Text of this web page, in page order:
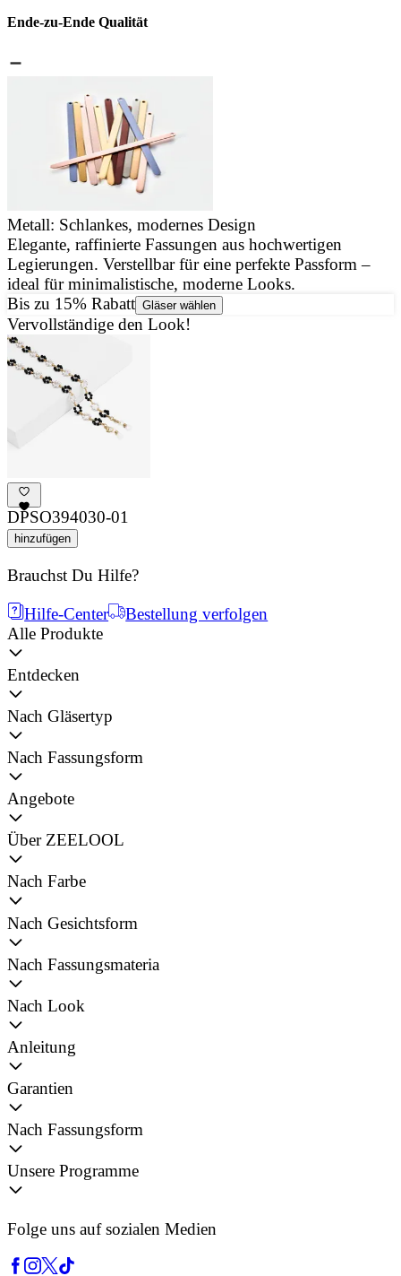
Ende-zu-Ende Qualität
Metall: Schlankes, modernes Design
Elegante, raffinierte Fassungen aus hochwertigen
Legierungen. Verstellbar für eine perfekte Passform –
ideal für minimalistische, moderne Looks.
Bis zu 15% Rabatt Gläser wählen
Vervollständige den Look!
DPSO394030-01
hinzufügen
Brauchst Du Hilfe?
Hilfe-Center
Bestellung verfolgen
Alle Produkte
Entdecken
Nach Gläsertyp
Nach Fassungsform
Angebote
Über ZEELOOL
Nach Farbe
Nach Gesichtsform
Nach Fassungsmateria
Nach Look
Anleitung
Garantien
Nach Fassungsform
Unsere Programme
Folge uns auf sozialen Medien